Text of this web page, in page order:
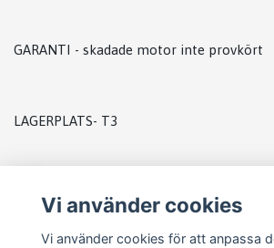
GARANTI - skadade motor inte provkört
LAGERPLATS- T3
Vi använder cookies
Vi använder cookies för att anpassa